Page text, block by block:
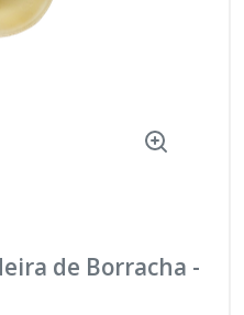
de Borracha -